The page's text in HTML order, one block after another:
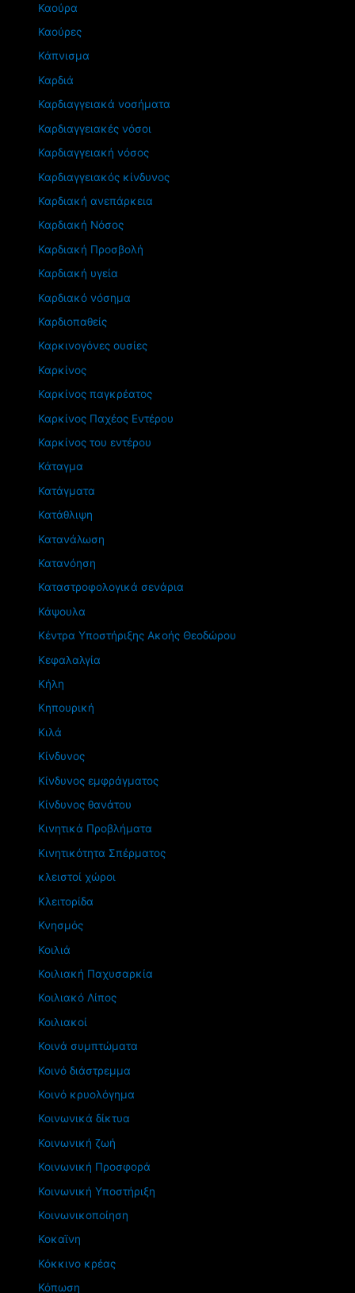
Καούρα
Καούρες
Κάπνισμα
Καρδιά
Καρδιαγγειακά νοσήματα
Καρδιαγγειακές νόσοι
Καρδιαγγειακή νόσος
Καρδιαγγειακός κίνδυνος
Καρδιακή ανεπάρκεια
Καρδιακή Νόσος
Καρδιακή Προσβολή
Καρδιακή υγεία
Καρδιακό νόσημα
Καρδιοπαθείς
Καρκινογόνες ουσίες
Καρκίνος
Καρκίνος παγκρέατος
Καρκίνος Παχέος Εντέρου
Καρκίνος του εντέρου
Κάταγμα
Κατάγματα
Κατάθλιψη
Κατανάλωση
Κατανόηση
Καταστροφολογικά σενάρια
Κάψουλα
Κέντρα Υποστήριξης Ακοής Θεοδώρου
Κεφαλαλγία
Κήλη
Κηπουρική
Κιλά
Κίνδυνος
Κίνδυνος εμφράγματος
Κίνδυνος θανάτου
Κινητικά Προβλήματα
Κινητικότητα Σπέρματος
κλειστοί χώροι
Κλειτορίδα
Κνησμός
Κοιλιά
Κοιλιακή Παχυσαρκία
Κοιλιακό Λίπος
Κοιλιακοί
Κοινά συμπτώματα
Κοινό διάστρεμμα
Κοινό κρυολόγημα
Κοινωνικά δίκτυα
Κοινωνική ζωή
Κοινωνική Προσφορά
Κοινωνική Υποστήριξη
Κοινωνικοποίηση
Κοκαϊνη
Κόκκινο κρέας
Κόπωση